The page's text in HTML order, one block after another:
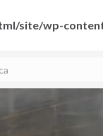
site/wp-